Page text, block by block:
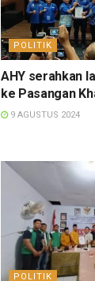
POLITIK
AHY serahkan
ke Pasangan
9 AGUSTUS 2024
POLITIK